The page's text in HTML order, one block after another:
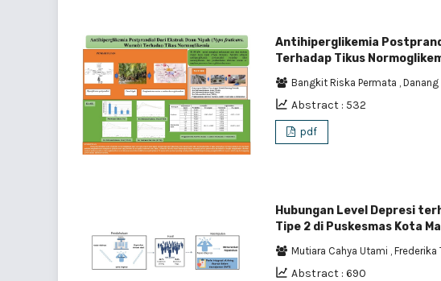
Antihiperglikemia
Terhadap Tikus
Bangkit Riska Permata , Danang
Abstract : 532
pdf
Hubungan Level Depresi
Tipe 2 di Puskesmas Kota
Mutiara Cahya Utami Frederika
Abstract : 690